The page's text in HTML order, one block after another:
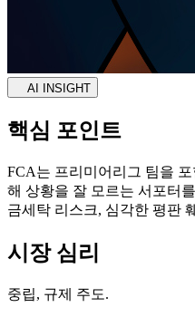
AI INSIGHT
핵심 포인트
FCA는 프리미어리그 팀을
해 상황을 잘 모르는 서포터
금세탁 리스크, 심각한 평판
시장 심리
중립, 규제 주도.